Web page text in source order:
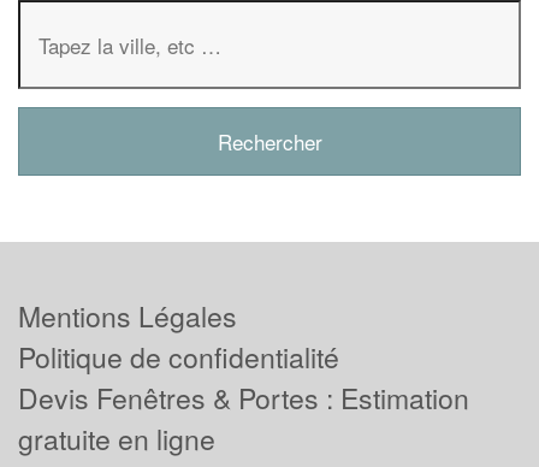
Mentions Légales
Politique de confidentialité
Devis Fenêtres & Portes : Estimation
gratuite en ligne